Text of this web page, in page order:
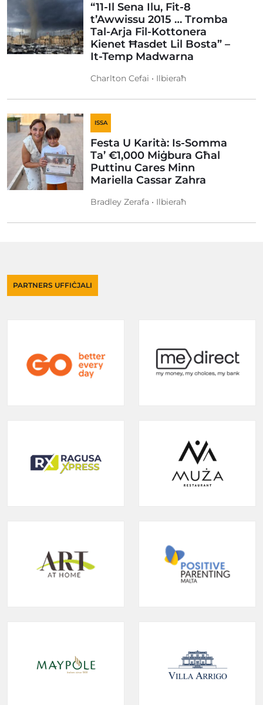
“11-Il Sena Ilu, Fit-8
t’Awwissu 2015 … Tromba
Tal-Arja Fil-Kottonera
Kienet Ħasdet Lil Bosta” –
It-Temp Madwarna
Charlton Cefai • Ilbieraħ
ISSA
Festa U Karità: Is-Somma
Ta’ €1,000 Miġbura Għal
Puttinu Cares Minn
Mariella Cassar Zahra
Bradley Zerafa • Ilbieraħ
PARTNERS UFFIĊJALI